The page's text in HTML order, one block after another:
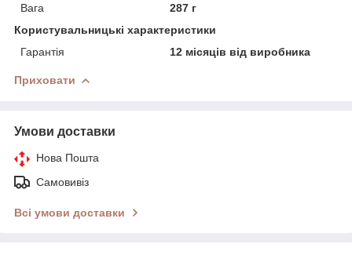
Вага
287 г
Користувальницькі характеристики
Гарантія
12 місяців від виробника
Приховати
Умови доставки
Нова Пошта
Самовивіз
Всі умови доставки